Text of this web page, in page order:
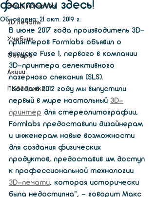
Наши проекты
3D печать
Учебник
Обзоры
Акции
Поддержка
фактами здесь!
Обновлено:21 окт. 2019 г.
В июне 2017 года производитель 3D-
принтеров Formlabs объявил о
выпуске Fuse 1, первого в компании
3D-принтера селективного
лазерного спекания (SLS).
«Когда в 2012 году мы выпустили
первый в мире настольный 3D-
принтер для стереолитографии,
Formlabs предоставили дизайнерам
и инженерам новые возможности
для создания физических
продуктов, предоставив им доступ
к профессиональной технологии
3D-печати, которая исторически
была недоступна», - говорит Макс